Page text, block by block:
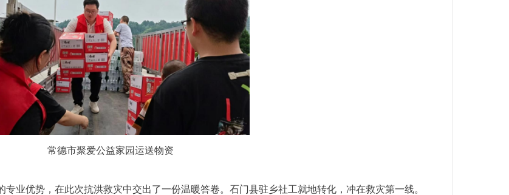
常德市聚爱公益家园运送物资
专业优势，在此次抗洪救灾中交出了一份温暖答卷。石门县驻乡社工就地转化，冲在救灾第一线。